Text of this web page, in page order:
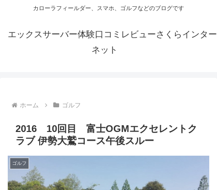
カローラフィールダー、スマホ、ゴルフなどのブログです
エックスサーバー体験口コミレビューさくらインター
ネット
ホーム ゴルフ
2016 10回目 富士OGMエクセレントク
ラブ 伊勢大鷲コース午後スルー
ゴルフ